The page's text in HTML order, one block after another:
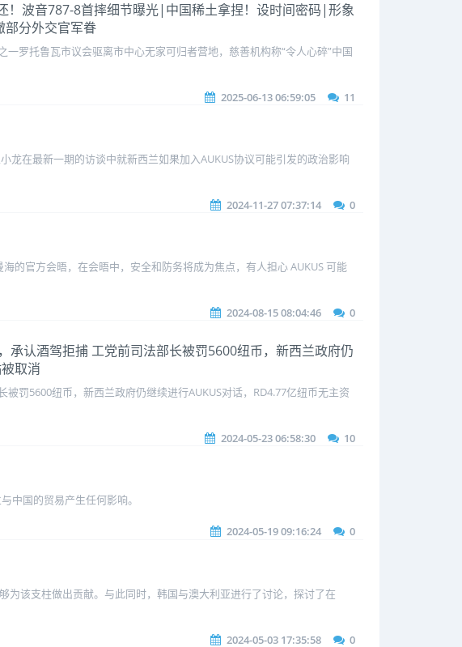
波音787-8首摔细节曝光|中国稀土拿捏！设时间密码|形象
部分外交官军眷
罗托鲁瓦市议会驱离市中心无家可归者营地，慈善机构称“令人心碎”中国
2025-06-13 06:59:05 11
在最新一期的访谈中就新西兰如果加入AUKUS协议可能引发的政治影响
2024-11-27 07:37:14 0
官方会晤，在会晤中，安全和防务将成为焦点，有人担心 AUKUS 可能
2024-08-15 08:04:46 0
认酒驾拒捕 工党前司法部长被罚5600纽币，新西兰政府仍
取消
罚5600纽币，新西兰政府仍继续进行AUKUS对话，RD4.77亿纽币无主资
2024-05-23 06:58:30 10
中国的贸易产生任何影响。
2024-05-19 09:16:24 0
为该支柱做出贡献。与此同时，韩国与澳大利亚进行了讨论，探讨了在
2024-05-03 17:35:58 0